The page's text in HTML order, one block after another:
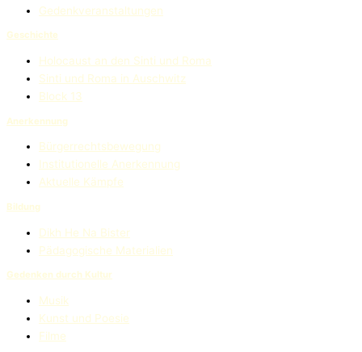
Gedenkveranstaltungen
Geschichte
Holocaust an den Sinti und Roma
Sinti und Roma in Auschwitz
Block 13
Anerkennung
Bürgerrechtsbewegung
Institutionelle Anerkennung
Aktuelle Kämpfe
Bildung
Dikh He Na Bister
Pädagogische Materialien
Gedenken durch Kultur
Musik
Kunst und Poesie
Filme